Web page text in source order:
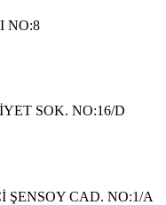
NO:8
SOK. NO:16/D
ŞENSOY CAD. NO:1/A